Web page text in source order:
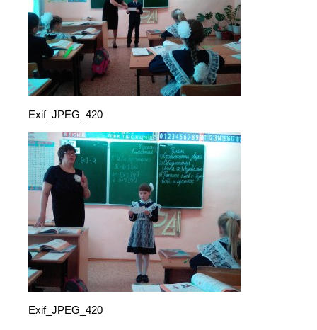
Exif_JPEG_420
Exif_JPEG_420